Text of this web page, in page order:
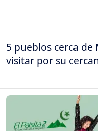
5 pueblos cerca
visitar por su